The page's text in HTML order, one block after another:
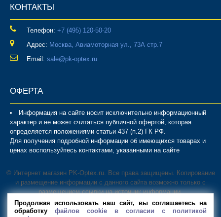
КОНТАКТЫ
Телефон: ‎+7 (495) 120-50-20
Адрес: Москва, Авиамоторная ул., 73А стр.7
Email: sale@pk-optex.ru
ОФЕРТА
Информация на сайте носит исключительно информационный
характер и не может считаться публичной офертой, которая
определяется положениями статьи 437 (п.2) ГК РФ.
Для получения подробной информации об имеющихся товарах и
ценах воспользуйтесь контактами, указанными на сайте
© Интернет магазин PK-Optex.ru. Все права защищены. Копирование
и размещение информации с данного сайта возможно только с
размещением ссылки на источник информации.
В магазине PK-Optex вы можетекупить стеллаж, металлический
шкаф, верстак, а также другие системы хранения для дома и
Продолжая использовать наш сайт, вы соглашаетесь на
обработку файлов cookie в согласии с политикой